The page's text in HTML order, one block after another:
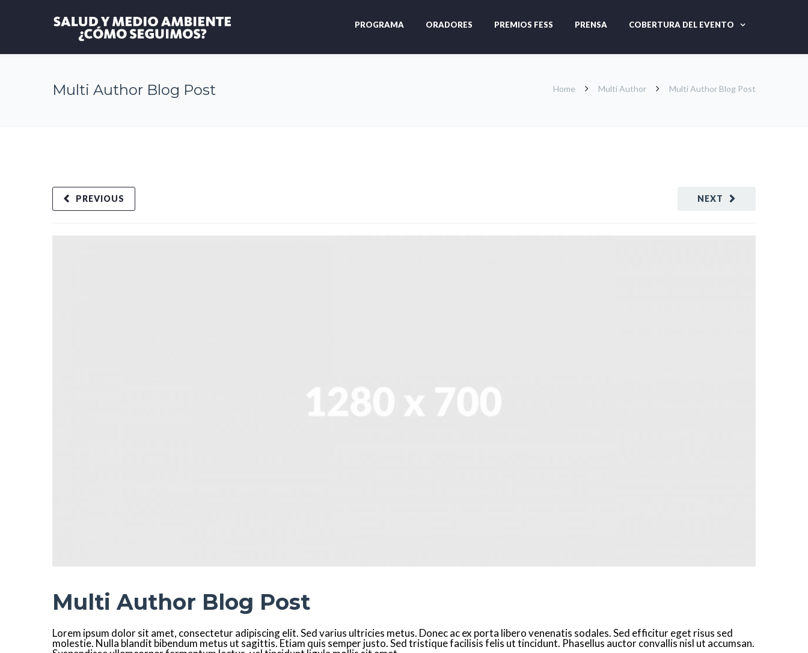
PROGRAMA ORADORES PREMIOS FESS PRENSA COBERTURA DEL EVENTO
Multi Author Blog Post Home Multi Author Multi Author Blog Post
NEXT
PREVIOUS
Multi Author Blog Post
Lorem ipsum dolor sit amet, consectetur adipiscing elit. Sed varius ultricies metus. Donec ac ex porta libero venenatis sodales. Sed efficitur eget risus sed
molestie. Nulla blandit bibendum metus ut sagittis. Etiam quis semper justo. Sed tristique facilisis felis ut tincidunt. Phasellus auctor convallis nisl ut accumsan.